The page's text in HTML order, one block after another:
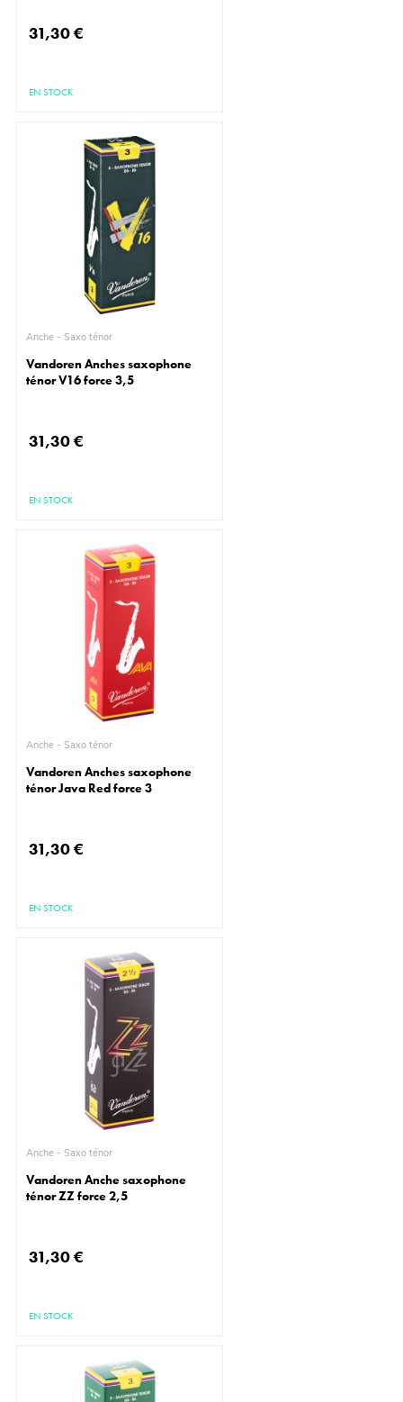
31,30 €
EN STOCK
Anche - Saxo ténor
Vandoren Anches saxophone
ténor V16 force 3,5
31,30 €
EN STOCK
Anche - Saxo ténor
Vandoren Anches saxophone
ténor Java Red force 3
31,30 €
EN STOCK
Anche - Saxo ténor
Vandoren Anche saxophone
ténor ZZ force 2,5
31,30 €
EN STOCK